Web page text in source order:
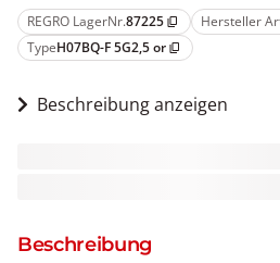
REGRO LagerNr.87225 content_copy Hersteller
TypeH07BQ-F 5G2,5 or content_copy
Beschreibung anzeigen
Beschreibung